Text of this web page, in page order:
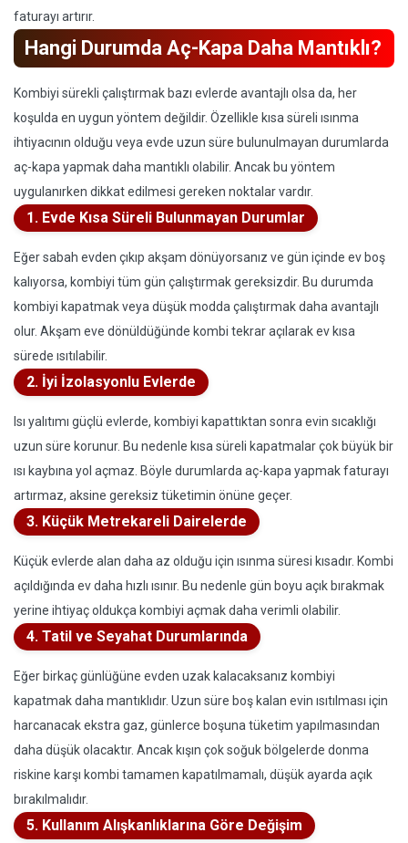
faturayı artırır.
Hangi Durumda Aç-Kapa Daha Mantıklı?
Kombiyi sürekli çalıştırmak bazı evlerde avantajlı olsa da, her
koşulda en uygun yöntem değildir. Özellikle kısa süreli ısınma
ihtiyacının olduğu veya evde uzun süre bulunulmayan durumlarda
aç-kapa yapmak daha mantıklı olabilir. Ancak bu yöntem
uygulanırken dikkat edilmesi gereken noktalar vardır.
1. Evde Kısa Süreli Bulunmayan Durumlar
Eğer sabah evden çıkıp akşam dönüyorsanız ve gün içinde ev boş
kalıyorsa, kombiyi tüm gün çalıştırmak gereksizdir. Bu durumda
kombiyi kapatmak veya düşük modda çalıştırmak daha avantajlı
olur. Akşam eve dönüldüğünde kombi tekrar açılarak ev kısa
sürede ısıtılabilir.
2. İyi İzolasyonlu Evlerde
Isı yalıtımı güçlü evlerde, kombiyi kapattıktan sonra evin sıcaklığı
uzun süre korunur. Bu nedenle kısa süreli kapatmalar çok büyük bir
ısı kaybına yol açmaz. Böyle durumlarda aç-kapa yapmak faturayı
artırmaz, aksine gereksiz tüketimin önüne geçer.
3. Küçük Metrekareli Dairelerde
Küçük evlerde alan daha az olduğu için ısınma süresi kısadır. Kombi
açıldığında ev daha hızlı ısınır. Bu nedenle gün boyu açık bırakmak
yerine ihtiyaç oldukça kombiyi açmak daha verimli olabilir.
4. Tatil ve Seyahat Durumlarında
Eğer birkaç günlüğüne evden uzak kalacaksanız kombiyi
kapatmak daha mantıklıdır. Uzun süre boş kalan evin ısıtılması için
harcanacak ekstra gaz, günlerce boşuna tüketim yapılmasından
daha düşük olacaktır. Ancak kışın çok soğuk bölgelerde donma
riskine karşı kombi tamamen kapatılmamalı, düşük ayarda açık
bırakılmalıdır.
5. Kullanım Alışkanlıklarına Göre Değişim